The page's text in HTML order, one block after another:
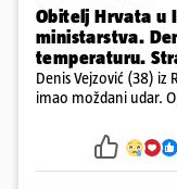
Obitelj Hrvata u
ministarstva.
temperaturu.
Denis Vejzović (38) iz
imao moždani udar.
tamošnji liječnici ne